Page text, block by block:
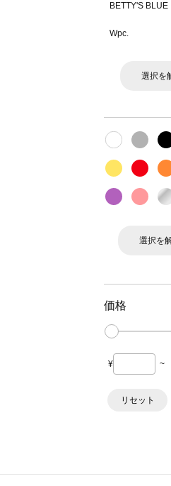
BETTY'S BLUE
Wpc.
選択を
選択を
価格
¥ ~
リセット